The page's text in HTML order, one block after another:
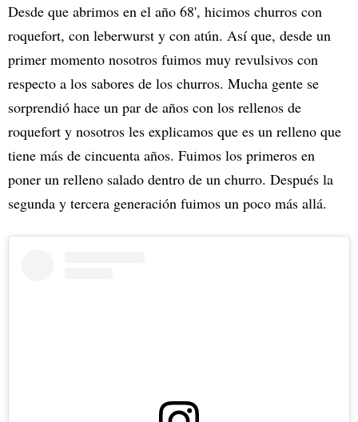
Desde que abrimos en el año 68', hicimos churros con
roquefort, con leberwurst y con atún. Así que, desde un
primer momento nosotros fuimos muy revulsivos con
respecto a los sabores de los churros. Mucha gente se
sorprendió hace un par de años con los rellenos de
roquefort y nosotros les explicamos que es un relleno que
tiene más de cincuenta años. Fuimos los primeros en
poner un relleno salado dentro de un churro. Después la
segunda y tercera generación fuimos un poco más allá.